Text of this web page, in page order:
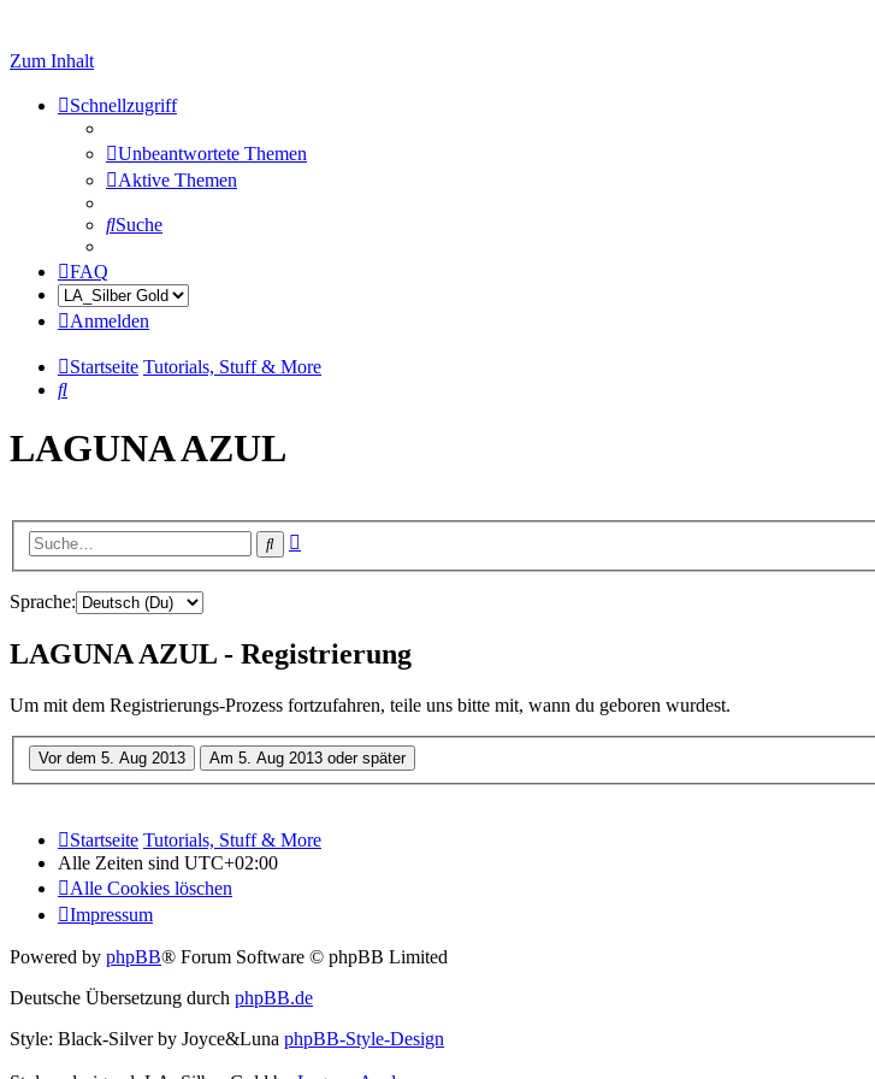
Zum Inhalt
Schnellzugriff
Unbeantwortete Themen
Aktive Themen
Suche
FAQ
Anmelden
Startseite Tutorials, Stuff & More
Suche
LAGUNA AZUL
Suche
Sprache:
LAGUNA AZUL - Registrierung
Um mit dem Registrierungs-Prozess fortzufahren, teile uns bitte mit, wann du geboren wurdest.
Startseite Tutorials, Stuff & More
Alle Zeiten sind UTC+02:00
Alle Cookies löschen
Impressum
Powered by phpBB® Forum Software © phpBB Limited
Deutsche Übersetzung durch phpBB.de
Style: Black-Silver by Joyce&Luna phpBB-Style-Design